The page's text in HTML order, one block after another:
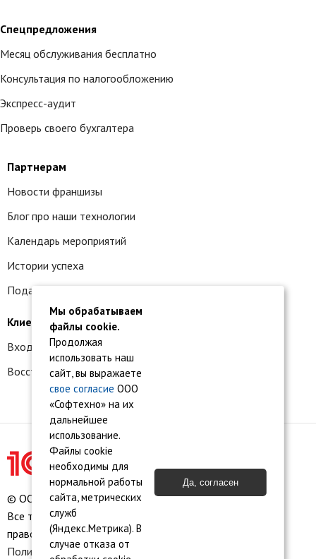
Спецпредложения
Месяц обслуживания бесплатно
Консультация по налогообложению
Экспресс-аудит
Проверь своего бухгалтера
Партнерам
Новости франшизы
Блог про наши технологии
Календарь мероприятий
Истории успеха
Подать заявку на франшизу
Клиентам
Вход в личный кабинет
Восстановление доступа к сервису 1С:БО
© ООО «Софтехно» Все права защищены.
Все торговые марки являются собственностью их
правообладателей.
Политика конфиденциальности
Мы обрабатываем
файлы cookie.
Продолжая
использовать наш
сайт, вы выражаете
свое согласие ООО
«Софтехно» на их
дальнейшее
использование.
Файлы cookie
необходимы для
нормальной работы
сайта, метрических
служб
(Яндекс.Метрика). В
случае отказа от
Да, согласен